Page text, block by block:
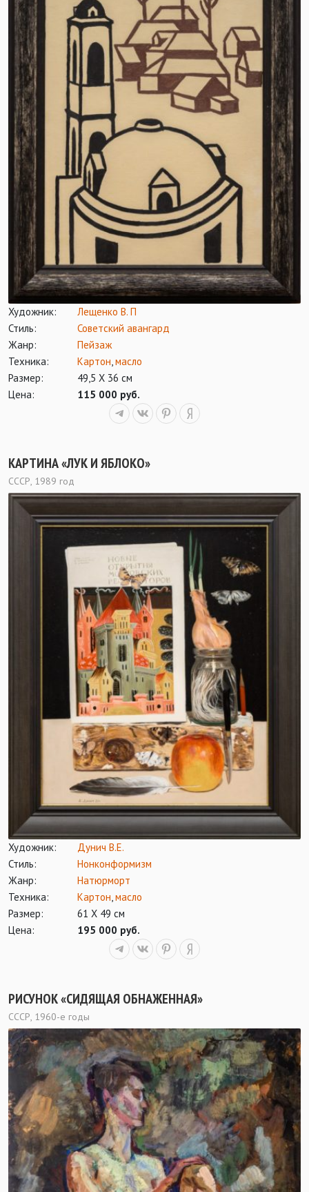
Художник:
Лещенко В. П
Стиль:
Советский авангард
Жанр:
Пейзаж
Техника:
Картон масло
Размер:
49,5 Х 36 см
Цена:
115 000 руб.
КАРТИНА «ЛУК И ЯБЛОКО»
СССР, 1989 год
Художник:
Дунич В.Е.
Стиль:
Нонконформизм
Жанр:
Натюрморт
Техника:
Картон,масло
Размер:
61 Х 49 см
Цена:
195 000 руб.
РИСУНОК «СИДЯЩАЯ ОБНАЖЕННАЯ»
СССР, 1960-е годы